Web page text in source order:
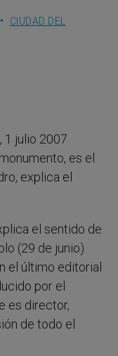
CIUDAD DEL
1 julio 2007
es el
explica el
el sentido de
(29 de junio)
el último editorial
por el
es director,
de todo el